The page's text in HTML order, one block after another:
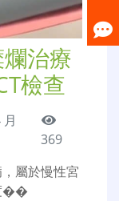
治療
檢查
369
屬於慢性宮
��